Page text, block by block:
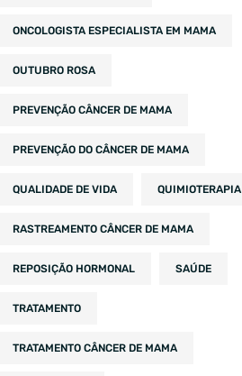
ONCOLOGISTA ESPECIALISTA EM MAMA
OUTUBRO ROSA
PREVENÇÃO CÂNCER DE MAMA
PREVENÇÃO DO CÂNCER DE MAMA
QUALIDADE DE VIDA QUIMIOTERAPIA
RASTREAMENTO CÂNCER DE MAMA
REPOSIÇÃO HORMONAL SAÚDE
TRATAMENTO
TRATAMENTO CÂNCER DE MAMA